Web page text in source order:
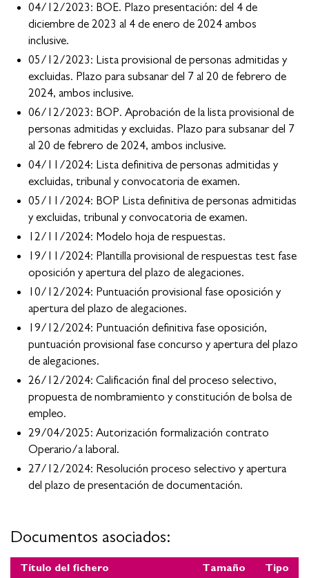
04/12/2023: BOE. Plazo presentación: del 4 de
diciembre de 2023 al 4 de enero de 2024 ambos
inclusive.
05/12/2023: Lista provisional de personas admitidas y
excluidas. Plazo para subsanar del 7 al 20 de febrero de
2024, ambos inclusive.
06/12/2023: BOP. Aprobación de la lista provisional de
personas admitidas y excluidas. Plazo para subsanar del 7
al 20 de febrero de 2024, ambos inclusive.
04/11/2024: Lista definitiva de personas admitidas y
excluidas, tribunal y convocatoria de examen.
05/11/2024: BOP Lista definitiva de personas admitidas
y excluidas, tribunal y convocatoria de examen.
12/11/2024: Modelo hoja de respuestas.
19/11/2024: Plantilla provisional de respuestas test fase
oposición y apertura del plazo de alegaciones.
10/12/2024: Puntuación provisional fase oposición y
apertura del plazo de alegaciones.
19/12/2024: Puntuación definitiva fase oposición,
puntuación provisional fase concurso y apertura del plazo
de alegaciones.
26/12/2024: Calificación final del proceso selectivo,
propuesta de nombramiento y constitución de bolsa de
empleo.
29/04/2025: Autorización formalización contrato
Operario/a laboral.
27/12/2024: Resolución proceso selectivo y apertura
del plazo de presentación de documentación.
Documentos asociados:
Título del fichero Tamaño Tipo